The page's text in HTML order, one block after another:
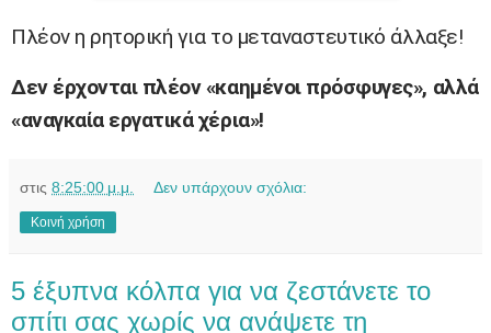
Πλέον η ρητορική για το μεταναστευτικό άλλαξε!
Δεν έρχονται πλέον «καημένοι πρόσφυγες», αλλά
«αναγκαία εργατικά χέρια»!
στις 8:25:00 μ.μ. Δεν υπάρχουν σχόλια:
Κοινή χρήση
5 έξυπνα κόλπα για να ζεστάνετε το
σπίτι σας χωρίς να ανάψετε τη